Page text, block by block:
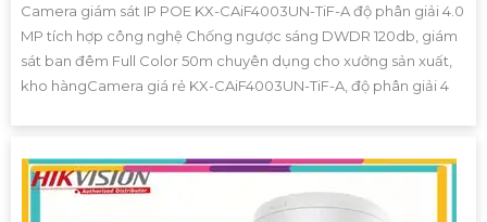
Camera giám sát IP POE KX-CAiF4003UN-TiF-A độ phân giải 4.0
MP tích hợp công nghệ Chống ngược sáng DWDR 120db, giám
sát ban đêm Full Color 50m chuyên dụng cho xưởng sản xuất,
kho hàngCamera giá rẻ KX-CAiF4003UN-TiF-A, độ phân giải 4